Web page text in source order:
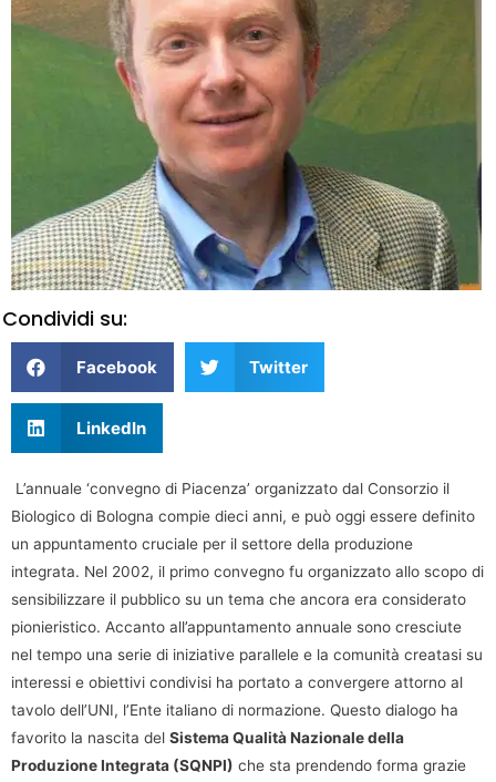
Condividi su:
Facebook Twitter
LinkedIn
L’annuale ‘convegno di Piacenza’ organizzato dal Consorzio il
Biologico di Bologna compie dieci anni, e può oggi essere definito
un appuntamento cruciale per il settore della produzione
integrata. Nel 2002, il primo convegno fu organizzato allo scopo di
sensibilizzare il pubblico su un tema che ancora era considerato
pionieristico. Accanto all’appuntamento annuale sono cresciute
nel tempo una serie di iniziative parallele e la comunità creatasi su
interessi e obiettivi condivisi ha portato a convergere attorno al
tavolo dell’UNI, l’Ente italiano di normazione. Questo dialogo ha
favorito la nascita del Sistema Qualità Nazionale della
Produzione Integrata (SQNPI) che sta prendendo forma grazie